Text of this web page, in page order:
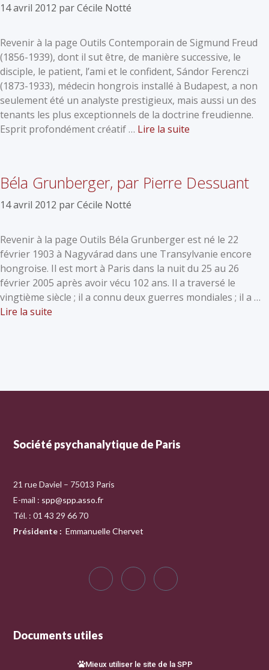
14 avril 2012 parCécile Notté
Revenir à la page Outils Contemporain de Sigmund Freud
(1856-1939), dont il sut être, de manière successive, le
disciple, le patient, l’ami et le confident, Sándor Ferenczi
(1873-1933), médecin hongrois installé à Budapest, a non
seulement été un analyste prestigieux, mais aussi un des
tenants les plus exceptionnels de la doctrine freudienne.
Esprit profondément créatif … Lire la suite
Béla Grunberger, par Pierre Dessuant
14 avril 2012 parCécile Notté
Revenir à la page Outils Béla Grunberger est né le 22
février 1903 à Nagyvárad dans une Transylvanie encore
hongroise. Il est mort à Paris dans la nuit du 25 au 26
février 2005 après avoir vécu 102 ans. Il a traversé le
vingtième siècle ; il a connu deux guerres mondiales ; il a …
Lire la suite
Société psychanalytique de Paris
21 rue Daviel – 75013 Paris
E-mail : spp@spp.asso.fr
Tél. : 01 43 29 66 70
Présidente : Emmanuelle Chervet
Documents utiles
Mieux utiliser le site de la SPP